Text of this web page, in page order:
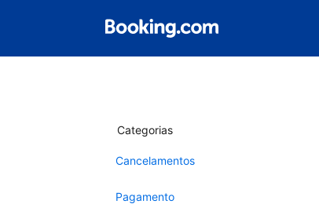
Categorias
Cancelamentos
Pagamento